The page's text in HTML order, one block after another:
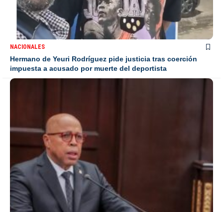
NACIONALES
Hermano de Yeuri Rodríguez pide justicia tras coerción
impuesta a acusado por muerte del deportista